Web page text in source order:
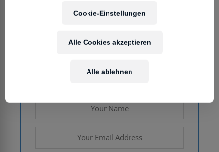
Enthält 20% MwSt.
Cookie-Einstellungen
Alle ablehnen
Alle Cookies akzeptieren